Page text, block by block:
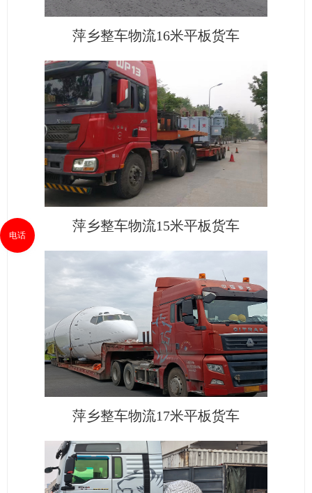
萍乡整车物流16米平板货车
萍乡整车物流15米平板货车
萍乡整车物流17米平板货车
电话